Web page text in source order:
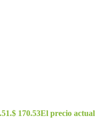
$ 170.53El precio actual